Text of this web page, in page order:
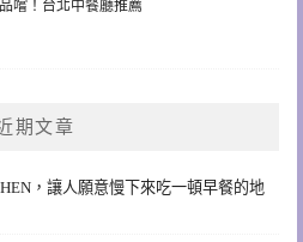
嚐！台北中餐廳推薦
期文章
，讓人願意慢下來吃一頓早餐的地